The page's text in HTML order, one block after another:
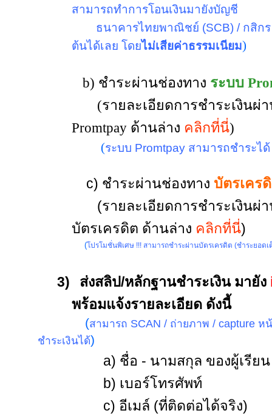
สามารถทำการโอนเงินมายังบัญชี
ธนาคารไทยพาณิชย์ (SCB) / กสิก
ต้นได้เลย โดยไม่เสียค่าธรรมเนียม)
b) ชำระผ่านช่องทาง ระบบ
(รายละเอียดการชำระเงินผ่า
Promtpay ด้านล่าง คลิกที่นี่)
(ระบบ Promtpay สามารถชำระไ
c) ชำระผ่านช่องทางบัตรเคร
(รายละเอียดการชำระเงินผ่า
บัตรเครดิต ด้านล่าง คลิกที่นี่)
(โปรโมชั่นพิเศษ !!! สามารถชำระผ่านบัตรเครดิต (ชำระยอดเ
3) ส่งสลิป/หลักฐานชำระเงิน มายัง
พร้อมแจ้งรายละเอียด ดังนี้
(สามารถ SCAN / ถ่ายภาพ / capture
ชำระเงินได้)
a) ชื่อ - นามสกุล ของผู้เรียน
b) เบอร์โทรศัพท์
c) อีเมล์ (ที่ติดต่อได้จริง)